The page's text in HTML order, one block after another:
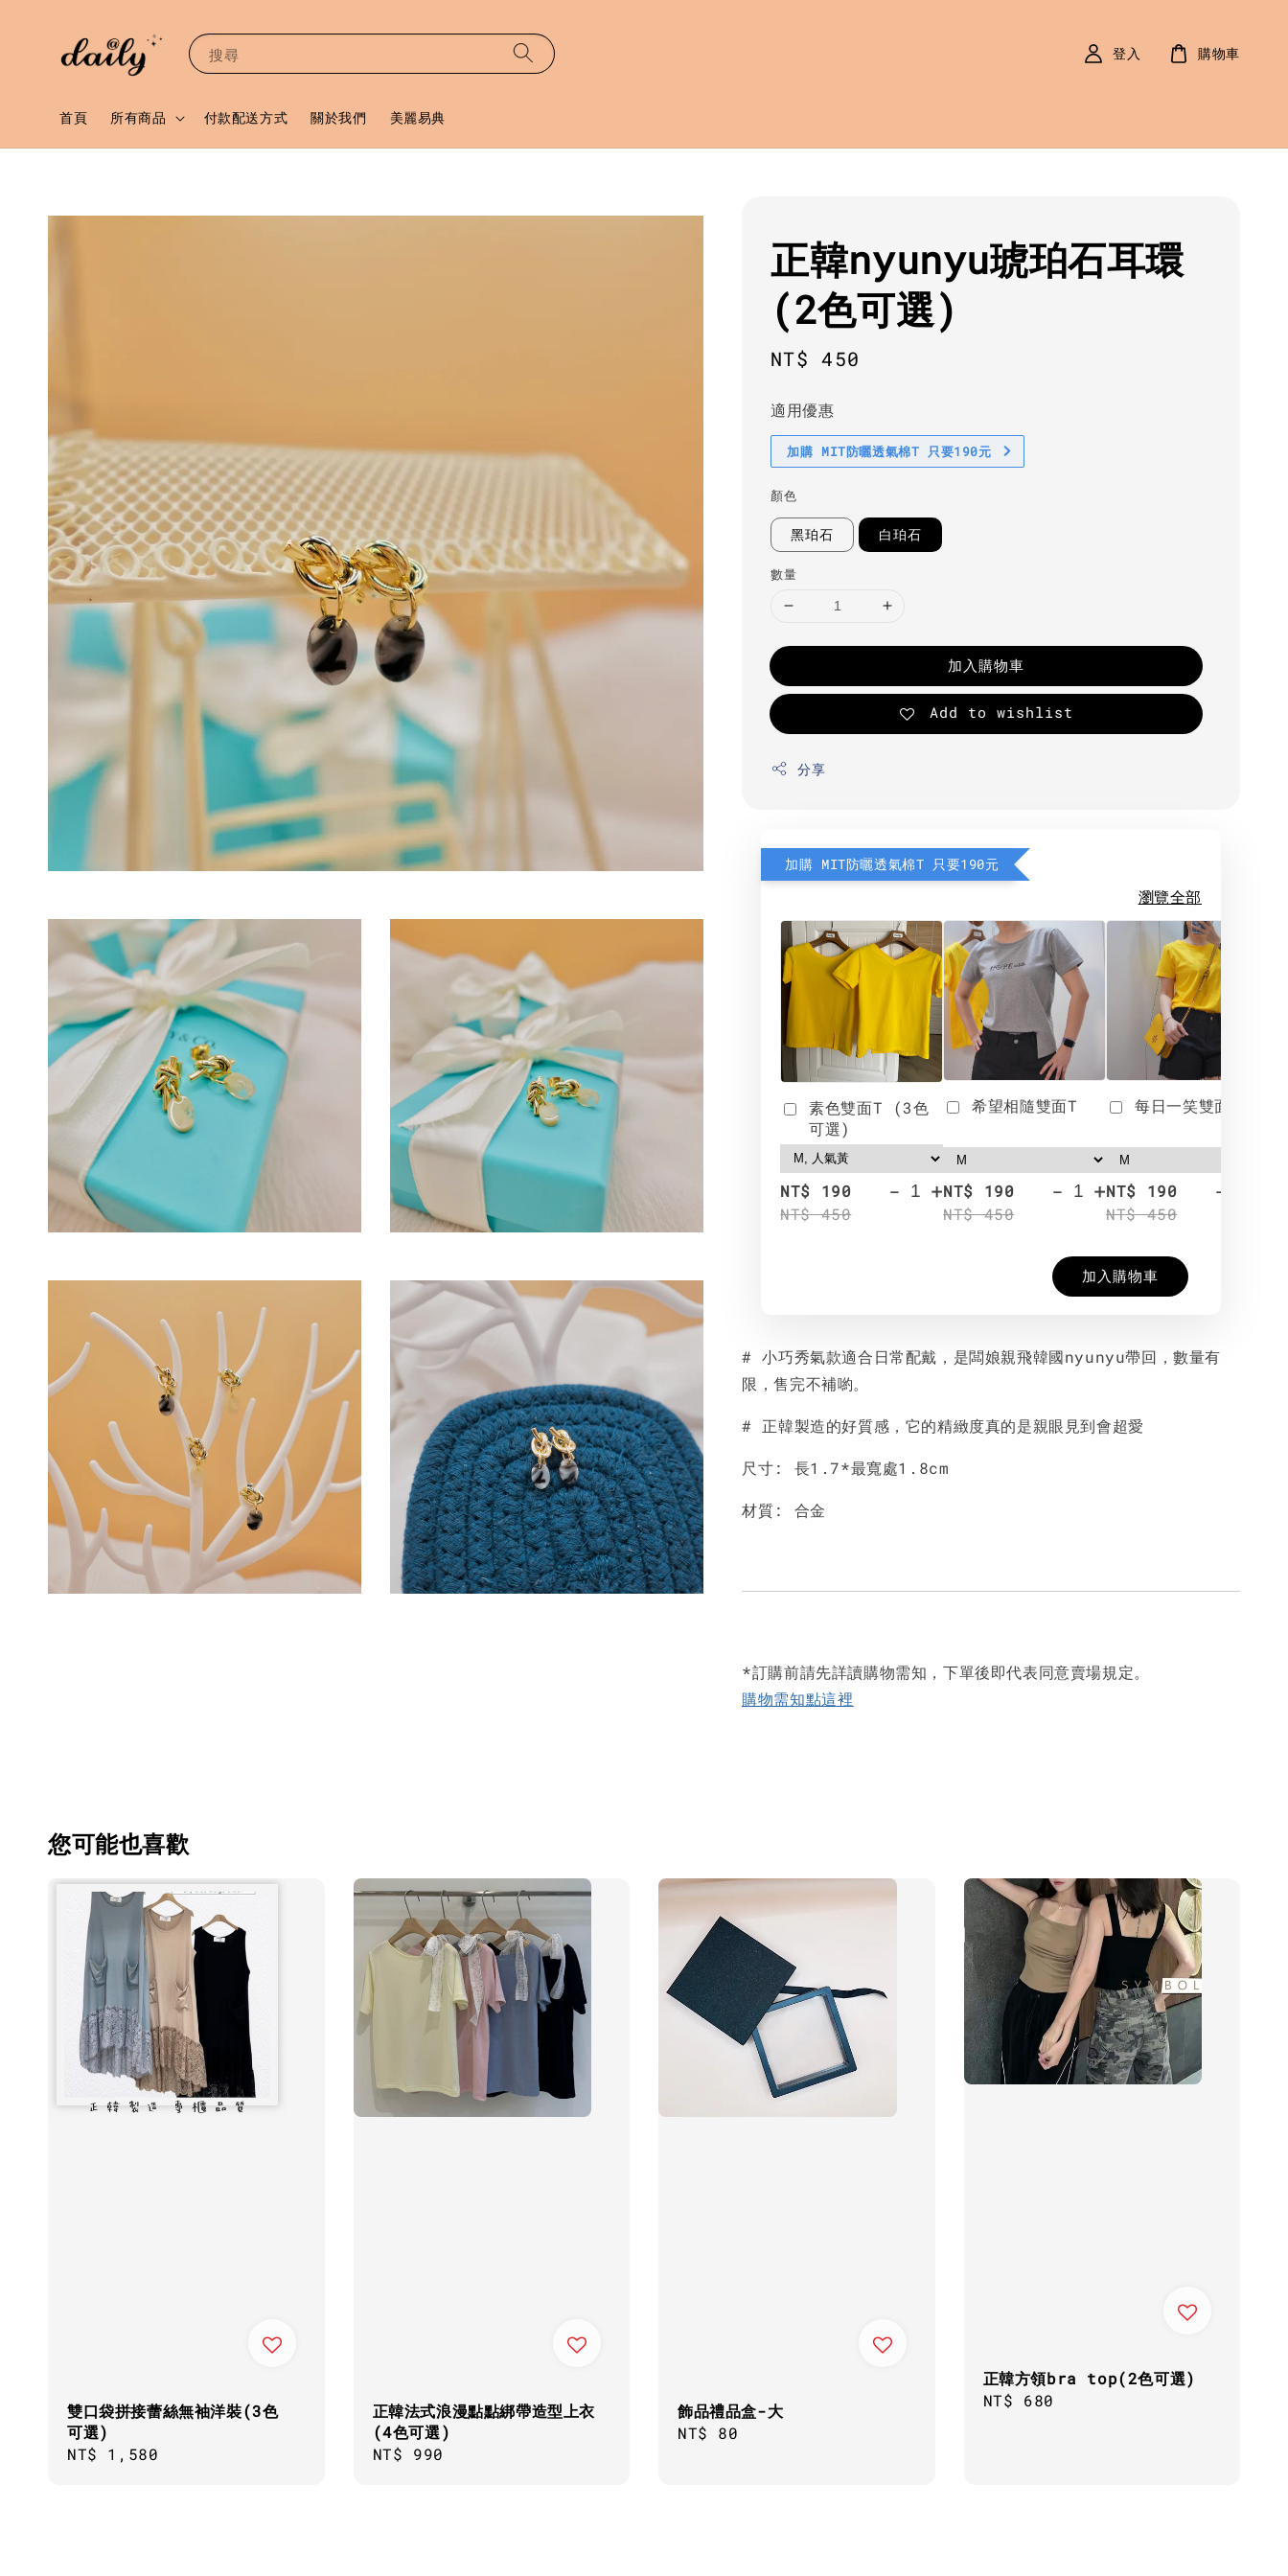
搜尋
首頁 所有商品 付款配送方式 關於我們 美麗易典
登入 購物車
正韓nyunyu琥珀石耳環
(2色可選)
Regular
NT$ 450
適用優惠
加購 MIT防曬透氣棉T 只要190元
顏色
黑珀石 白珀石
數量
加入購物車
Add to wishlist
分享
加購 MIT防曬透氣棉T 只要190元
瀏覽全部
素色雙面T (3色
可選)
NT$ 190
NT$ 450
- +
希望相隨雙面T
NT$ 190
NT$ 450
- +
每日一笑雙面T
NT$ 190
NT$ 450
-
加入購物車
# 小巧秀氣款適合日常配戴，是闆娘親飛韓國nyunyu帶回，數量有
限，售完不補喲。
# 正韓製造的好質感，它的精緻度真的是親眼見到會超愛
尺寸: 長1.7*最寬處1.8cm
材質: 合金
*訂購前請先詳讀購物需知，下單後即代表同意賣場規定。
購物需知點這裡
您可能也喜歡
雙口袋拼接蕾絲無袖洋裝(3色
可選)
Regular
NT$ 1,580
正韓法式浪漫點點綁帶造型上衣
(4色可選)
Regular
NT$ 990
飾品禮品盒-大
Regular
NT$ 80
正韓方領bra top(2色可選)
Regular
NT$ 680